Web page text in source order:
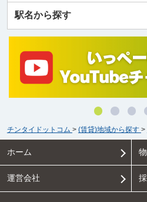
駅名から探す
チンタイドットコム > (賃貸)地域から探す >
ホーム
運営会社